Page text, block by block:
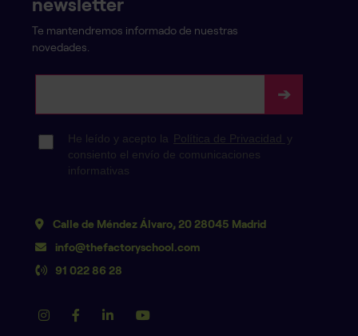
Te mantendremos informado de nuestras
novedades.
Calle de Méndez Álvaro, 20 28045 Madrid
info@thefactoryschool.com
91 022 86 28